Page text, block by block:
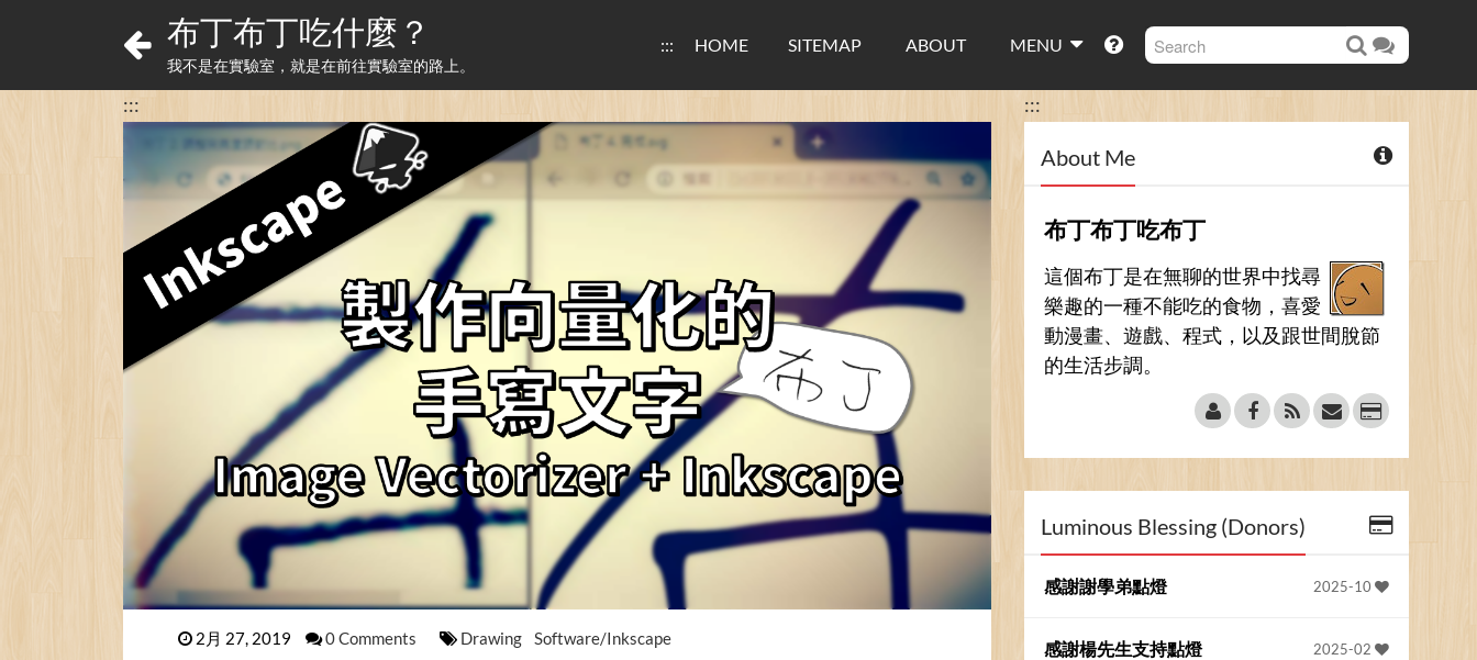
布丁布丁吃什麼？
我不是在實驗室，就是在前往實驗室的路上。
::: HOME SITEMAP ABOUT MENU
:::
2月 27, 2019 0 Comments Drawing Software/Inkscape
:::
About Me
布丁布丁吃布丁
這個布丁是在無聊的世界中找尋
樂趣的一種不能吃的食物，喜愛
動漫畫、遊戲、程式，以及跟世間脫節
的生活步調。
Luminous Blessing (Donors)
2025-10
感謝謝學弟點燈
2025-02
感謝楊先生支持點燈